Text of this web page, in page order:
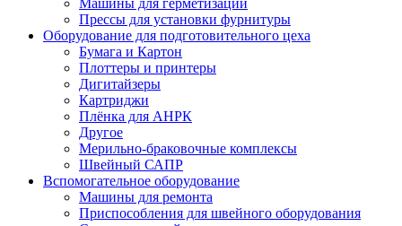
Прессы для установки фурнитуры
Оборудование для подготовительного цеха
Бумага и Картон
Плоттеры и принтеры
Дигитайзеры
Картриджи
Плёнка для АНРК
Другое
Мерильно-браковочные комплексы
Швейный САПР
Вспомогательное оборудование
Машины для ремонта
Приспособления для швейного оборудования